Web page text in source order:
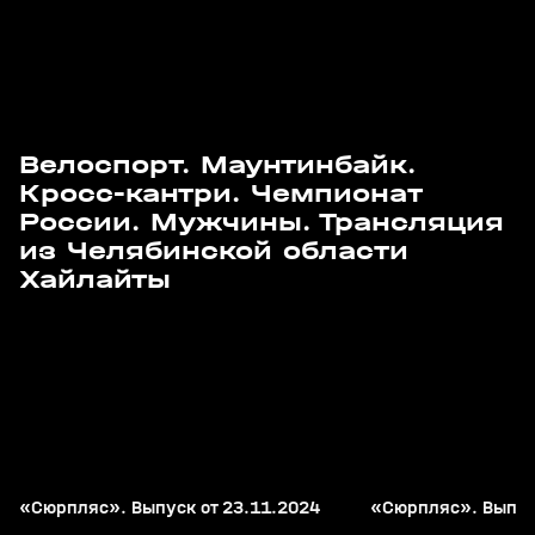
Велоспорт. Маунтинбайк.
Кросс-кантри. Чемпионат
России. Мужчины. Трансляция
из Челябинской области
Хайлайты
23 нояб 2024, 12:51
«Сюрпляс». Выпуск от 23.11.2024 «Сюрпляс».